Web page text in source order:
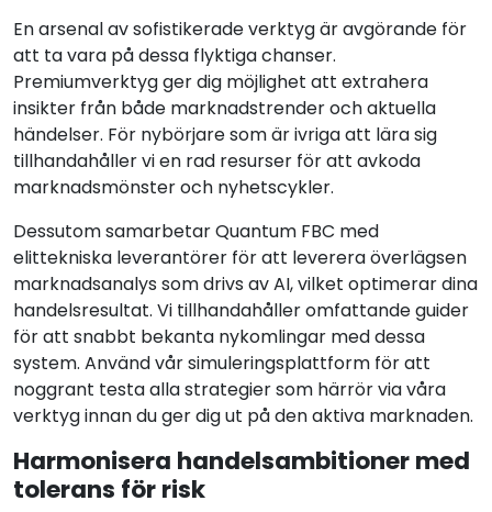
En arsenal av sofistikerade verktyg är avgörande för
att ta vara på dessa flyktiga chanser.
Premiumverktyg ger dig möjlighet att extrahera
insikter från både marknadstrender och aktuella
händelser. För nybörjare som är ivriga att lära sig
tillhandahåller vi en rad resurser för att avkoda
marknadsmönster och nyhetscykler.
Dessutom samarbetar Quantum FBC med
elittekniska leverantörer för att leverera överlägsen
marknadsanalys som drivs av AI, vilket optimerar dina
handelsresultat. Vi tillhandahåller omfattande guider
för att snabbt bekanta nykomlingar med dessa
system. Använd vår simuleringsplattform för att
noggrant testa alla strategier som härrör via våra
verktyg innan du ger dig ut på den aktiva marknaden.
Harmonisera handelsambitioner med
tolerans för risk